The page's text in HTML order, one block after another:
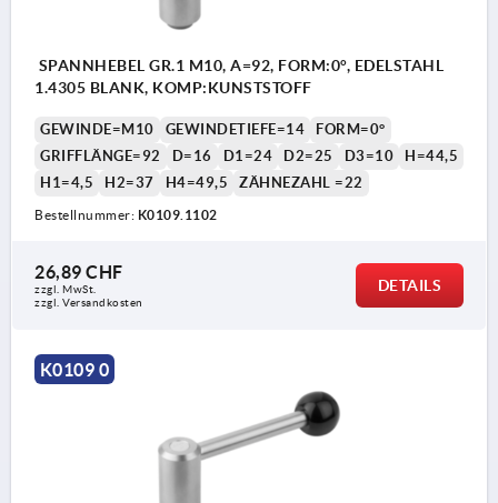
SPANNHEBEL GR.1 M10, A=92, FORM:0°, EDELSTAHL
1.4305 BLANK, KOMP:KUNSTSTOFF
GEWINDE=M10 GEWINDETIEFE=14
FORM=0°
GRIFFLÄNGE=92
D=16 D1=24 D2=25 D3=10
H=44,5
H1=4,5
H2=37 H4=49,5 ZÄHNEZAHL =22
Bestellnummer: K0109.1102
26,89 CHF
zzgl. MwSt.
zzgl. Versandkosten
DETAILS
K0109 0